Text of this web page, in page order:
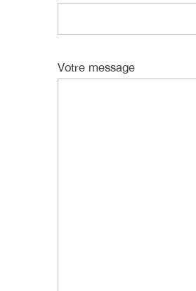
Votre message